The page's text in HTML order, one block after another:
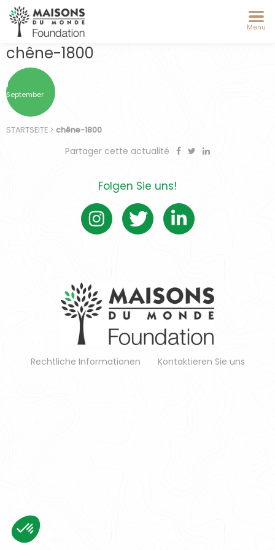
Menu
chêne-1800
1
September
STARTSEITE > chêne-1800
Partager cette actualité
Folgen Sie uns!
Kontaktieren Sie uns
Rechtliche Informationen